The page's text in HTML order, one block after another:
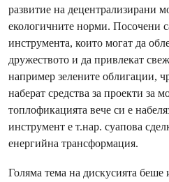
развитие на децентрализирани
екологичните норми. Посочени
инструмента, които могат да
дружеството и да привлекат
например зелените облигации,
наберат средства за проекти за
топлофикацията вече си е
инструмент е т.нар. суапова
енергийна трансформация.
Голяма тема на дискусията